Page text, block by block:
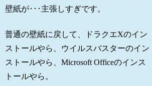
壁紙が･･･主張しすぎです。
普通の壁紙に戻して、ドラクエXのイン
ストールやら、ウイルスバスターのイン
ストールやら、Microsoft Officeのインス
トールやら。